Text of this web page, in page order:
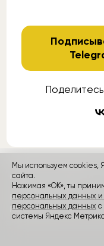
Поделитесь
контакты
Rozetked © 2026
Пользовательское
Мы используем cookies,
сайта.
Нажимая «ОК», ты
персональных данных
персональных данных с
системы Яндекс